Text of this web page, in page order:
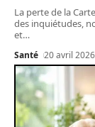
La perte de la
des inquiétudes,
et…
Santé 20 avril 2026